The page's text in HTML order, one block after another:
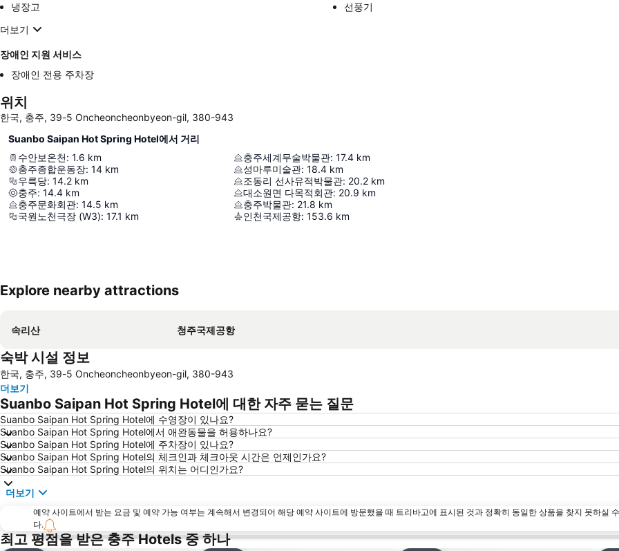
냉장고
선풍기
더보기
장애인 지원 서비스
장애인 전용 주차장
위치
한국, 충주, 39-5 Oncheoncheonbyeon-gil, 380-943
Suanbo Saipan Hot Spring Hotel에서 거리
수안보온천: 1.6 km
충주종합운동장: 14 km
우륵당: 14.2 km
충주: 14.4 km
충주문화회관: 14.5 km
국원노천극장 (W3): 17.1 km
충주세계무술박물관: 17.4 km
성마루미술관: 18.4 km
조동리 선사유적박물관: 20.2 km
대소원면 다목적회관: 20.9 km
충주박물관: 21.8 km
인천국제공항: 153.6 km
Explore nearby attractions
속리산 청주국제공항
숙박 시설 정보
한국, 충주, 39-5 Oncheoncheonbyeon-gil, 380-943
더보기
Suanbo Saipan Hot Spring Hotel에 대한 자주 묻는 질문
Suanbo Saipan Hot Spring Hotel에 수영장이 있나요?
Suanbo Saipan Hot Spring Hotel에서 애완동물을 허용하나요?
Suanbo Saipan Hot Spring Hotel에 주차장이 있나요?
Suanbo Saipan Hot Spring Hotel의 체크인과 체크아웃 시간은 언제인가요?
Suanbo Saipan Hot Spring Hotel의 위치는 어디인가요?
더보기
예약 사이트에서 받는 요금 및 예약 가능 여부는 계속해서 변경되어 해당 예약 사이트에 방문했을 때 트리바고에 표시된 것과 정확히 동일한 상품을 찾지 못하실
다.
최고 평점을 받은 충주 Hotels 중 하나